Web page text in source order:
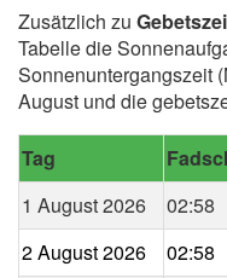
Zusätzlich zu
Tabelle die
Sonnenuntergangszeit
August und die
Tag
1 August 2026
02:58
2 August 2026
02:58